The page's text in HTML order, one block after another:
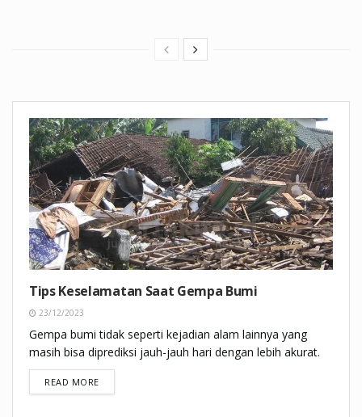
Tips Keselamatan Saat Gempa Bumi
23/12/2023
Gempa bumi tidak seperti kejadian alam lainnya yang
masih bisa diprediksi jauh-jauh hari dengan lebih akurat.
READ MOREDETAILS